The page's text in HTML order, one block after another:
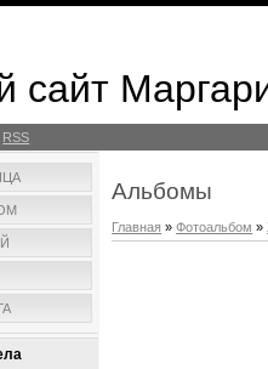
сайт
RSS
Альбомы
Главная »Фотоальбом »